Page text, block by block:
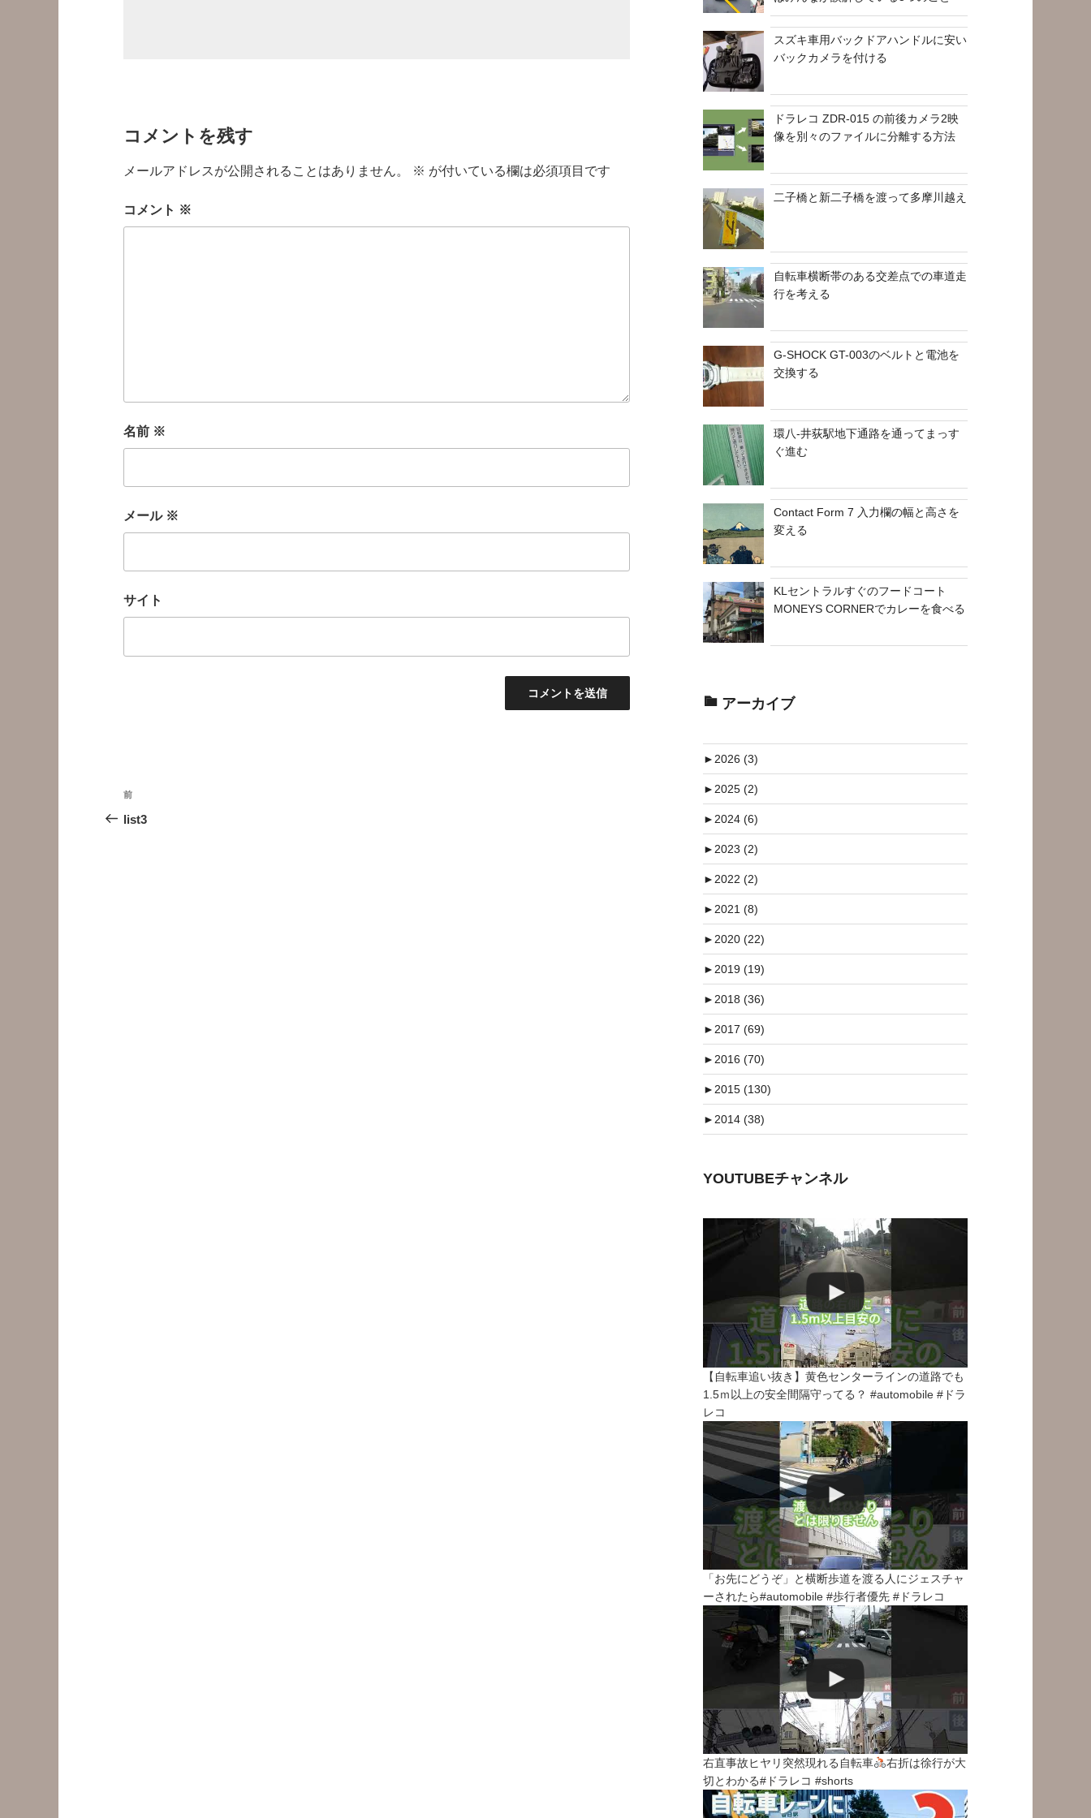
コメントを残す
メールアドレスが公開されることはありません。 ※ が付いている欄は必須項目です
コメント ※
名前 ※
メール ※
サイト
投
稿
前
の
前
list3
スズキ車用バックドアハンドルに安い
バックカメラを付ける
ドラレコ ZDR-015 の前後カメラ2映
像を別々のファイルに分離する方法
二子橋と新二子橋を渡って多摩川越え
自転車横断帯のある交差点での車道走
行を考える
G-SHOCK GT-003のベルトと電池を
交換する
環八-井荻駅地下通路を通ってまっす
ぐ進む
Contact Form 7 入力欄の幅と高さを
変える
KLセントラルすぐのフードコート
MONEYS CORNERでカレーを食べる
アーカイブ
►2026 (3)
►2025 (2)
►2024 (6)
►2023 (2)
►2022 (2)
►2021 (8)
►2020 (22)
►2019 (19)
►2018 (36)
►2017 (69)
►2016 (70)
►2015 (130)
►2014 (38)
YOUTUBEチャンネル
【自転車追い抜き】黄色センターラインの道路でも
1.5ｍ以上の安全間隔守ってる？ #automobile #ドラ
レコ
「お先にどうぞ」と横断歩道を渡る人にジェスチャ
ーされたら#automobile #歩行者優先 #ドラレコ
右直事故ヒヤリ突然現れる自転車
右折は徐行が大
切とわかる#ドラレコ #shorts